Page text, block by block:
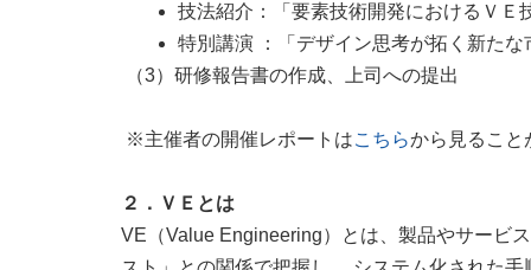
技法紹介：「要素技術開発におけるＶＥ
特別講演 ：「デザイン思考が拓く新たな
（3）研修報告書の作成、上司への提出
※主催者の開催レポートはこちらから見ること
２．ＶＥとは
VE（Value Engineering）とは、製品やサービ